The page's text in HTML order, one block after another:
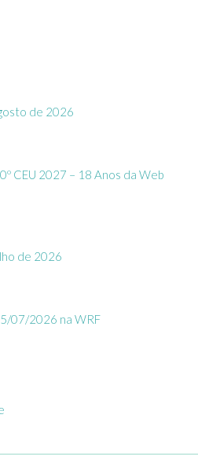
de 2026
CEU 2027 – 18 Anos da Web
de 2026
07/2026 na WRF